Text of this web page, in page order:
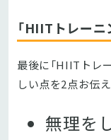
「HIITトレーニ
最後に「HIITトレ
しい点を2点お伝え
無理を